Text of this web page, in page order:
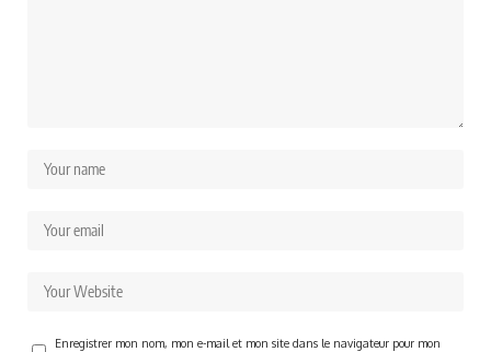
Enregistrer mon nom, mon e-mail et mon site dans le navigateur pour mon